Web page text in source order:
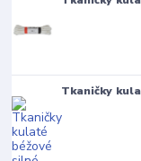
Tkaničky